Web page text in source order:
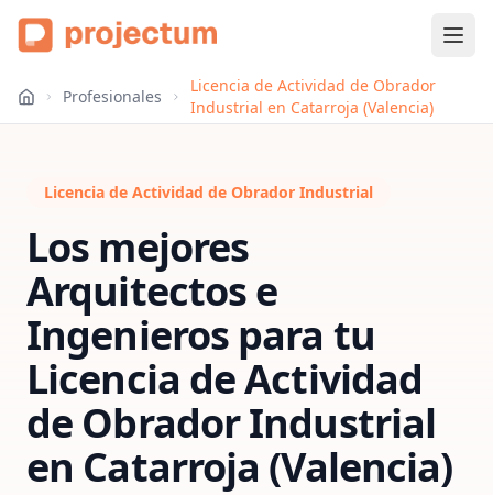
Profesionales
Licencia de Actividad de Obrador
Industrial en Catarroja (Valencia)
Licencia de Actividad de Obrador Industrial
Los mejores
Arquitectos e
Ingenieros para tu
Licencia de Actividad
de Obrador Industrial
en Catarroja (Valencia)